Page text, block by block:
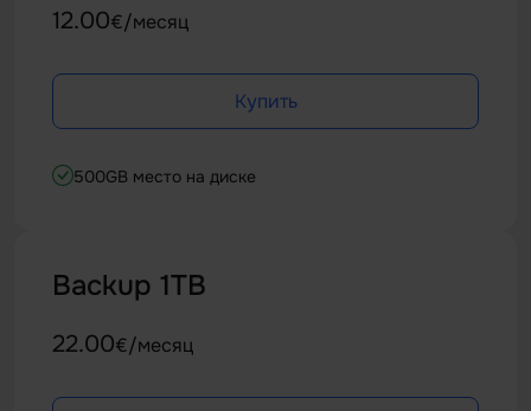
12.00€/месяц
Купить
500GB место на диске
Backup 1TB
22.00€/месяц